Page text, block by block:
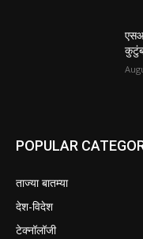
POPULAR
ताज्या बातम्या
देश-विदेश
टेक्नॉलॉजी